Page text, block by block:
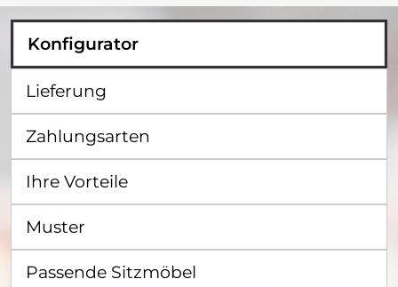
Konfigurator
Lieferung
Zahlungsarten
Ihre Vorteile
Muster
Passende Sitzmöbel